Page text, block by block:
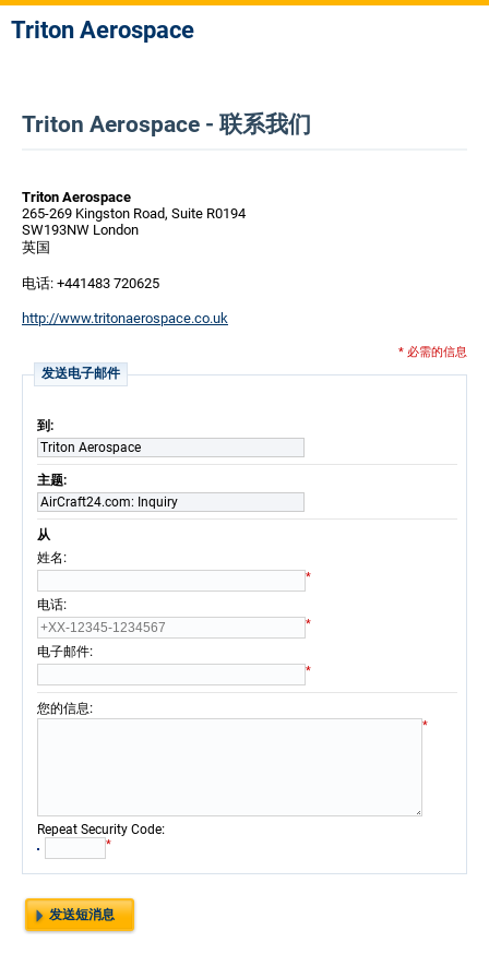
Triton Aerospace
Triton Aerospace - 联系我们
Triton Aerospace
265-269 Kingston Road, Suite R0194
SW193NW London
英国
电话: +441483 720625
http://www.tritonaerospace.co.uk
* 必需的信息
发送电子邮件
到:
Triton Aerospace
主题:
AirCraft24.com: Inquiry
从
姓名 :
*
电话:
*
电子邮件:
*
您的信息:
*
Repeat Security Code:
*